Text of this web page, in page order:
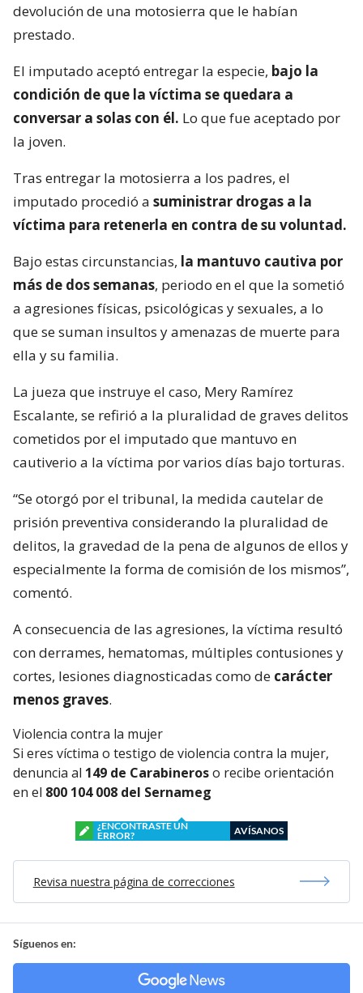
devolución de una motosierra que le habían
prestado.
El imputado aceptó entregar la especie, bajo la
condición de que la víctima se quedara a
conversar a solas con él. Lo que fue aceptado por
la joven.
Tras entregar la motosierra a los padres, el
imputado procedió a suministrar drogas a la
víctima para retenerla en contra de su voluntad.
Bajo estas circunstancias, la mantuvo cautiva por
más de dos semanas, periodo en el que la sometió
a agresiones físicas, psicológicas y sexuales, a lo
que se suman insultos y amenazas de muerte para
ella y su familia.
La jueza que instruye el caso, Mery Ramírez
Escalante, se refirió a la pluralidad de graves delitos
cometidos por el imputado que mantuvo en
cautiverio a la víctima por varios días bajo torturas.
“Se otorgó por el tribunal, la medida cautelar de
prisión preventiva considerando la pluralidad de
delitos, la gravedad de la pena de algunos de ellos y
especialmente la forma de comisión de los mismos”,
comentó.
A consecuencia de las agresiones, la víctima resultó
con derrames, hematomas, múltiples contusiones y
cortes, lesiones diagnosticadas como de carácter
menos graves.
Violencia contra la mujer
Si eres víctima o testigo de violencia contra la mujer,
denuncia al 149 de Carabineroso recibe orientación
en el 800 104 008 del Sernameg
¿ENCONTRASTE UN
ERROR?
AVÍSANOS
Revisa nuestra página de correcciones
Síguenos en: